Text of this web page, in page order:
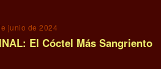
junio de 2024
El Cóctel Más Sangriento